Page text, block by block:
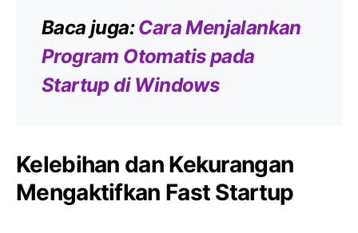
Baca juga:Cara Menjalankan
Program Otomatis pada
Startup di Windows
Kelebihan dan Kekurangan
Mengaktifkan Fast Startup